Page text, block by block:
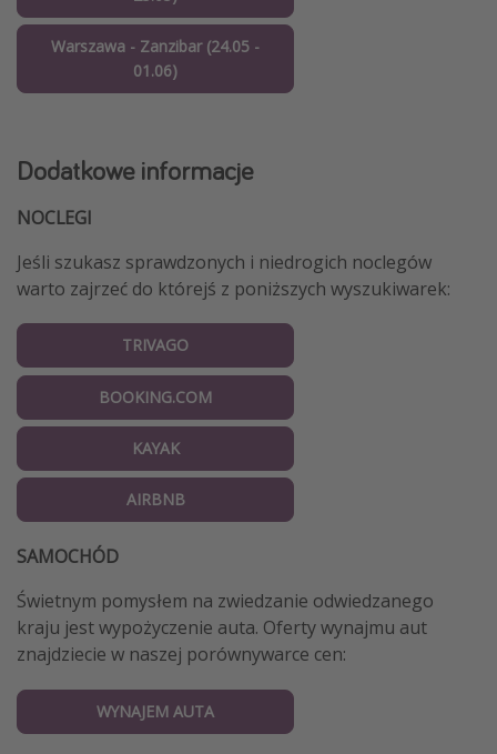
Warszawa - Zanzibar (24.05 -
01.06)
Dodatkowe informacje
NOCLEGI
Jeśli szukasz sprawdzonych i niedrogich noclegów
warto zajrzeć do którejś z poniższych wyszukiwarek:
TRIVAGO
BOOKING.COM
KAYAK
AIRBNB
SAMOCHÓD
Świetnym pomysłem na zwiedzanie odwiedzanego
kraju jest wypożyczenie auta. Oferty wynajmu aut
znajdziecie w naszej porównywarce cen:
WYNAJEM AUTA